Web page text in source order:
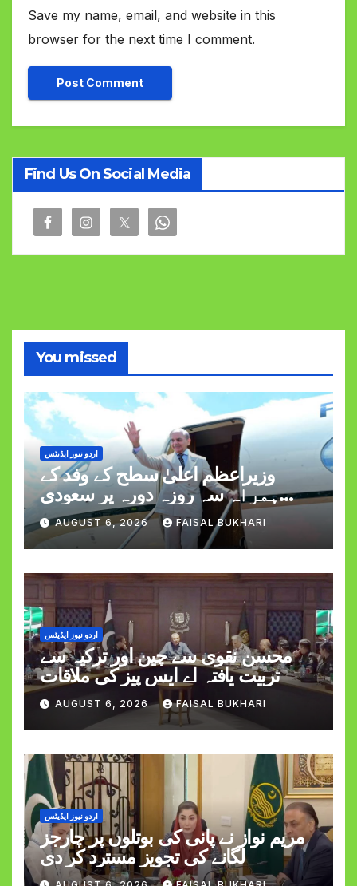
Save my name, email, and website in this
browser for the next time I comment.
Find Us On Social Media
You missed
اردو نیوز اپڈیٹس
وزیراعظم اعلیٰ سطح کے وفد کے
ہمراہ سہ روزہ دورہ پر سعودی
عرب روانہ
AUGUST 6, 2026 FAISAL BUKHARI
اردو نیوز اپڈیٹس
محسن نقوی سے چین اور ترکیہ سے
تربیت یافتہ اے ایس پیز کی ملاقات
AUGUST 6, 2026 FAISAL BUKHARI
اردو نیوز اپڈیٹس
مریم نواز نے پانی کی بوتلوں پر چارجز
لگانے کی تجویز مسترد کر دی